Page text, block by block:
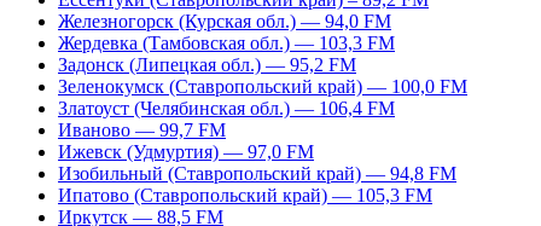
Железногорск (Курская обл.) — 94,0 FM
Жердевка (Тамбовская обл.) — 103,3 FM
Задонск (Липецкая обл.) — 95,2 FM
Зеленокумск (Ставропольский край) — 100,0 FM
Златоуст (Челябинская обл.) — 106,4 FM
Иваново — 99,7 FM
Ижевск (Удмуртия) — 97,0 FM
Изобильный (Ставропольский край) — 94,8 FM
Ипатово (Ставропольский край) — 105,3 FM
Иркутск — 88,5 FM